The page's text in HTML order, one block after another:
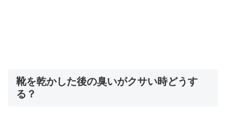
靴を乾かした後の臭いがクサい時どうす
る？